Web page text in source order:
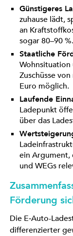
Günstigeres
zuhause lädt,
an
sogar 80–90 %.
Staatliche
Wohnsituation
Zuschüsse
Euro möglich.
Laufende
Ladepunkt
über das
ein Argument,
und WEGs
Förderung
Die E‑Auto-
differenzierter